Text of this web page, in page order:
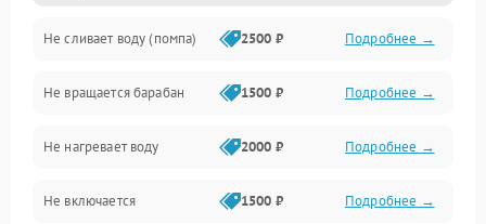
Водоснабжение
Слив
Программное обеспечение
Не сливает воду (помпа) 2500 ₽ Подробнее →
Не вращается барабан 1500 ₽ Подробнее →
Не нагревает воду 2000 ₽ Подробнее →
Не включается 1500 ₽ Подробнее →